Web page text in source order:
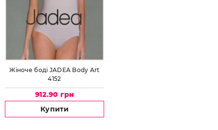
Жіноче боді JADEA Body Art
4152
912.90 грн
Купити